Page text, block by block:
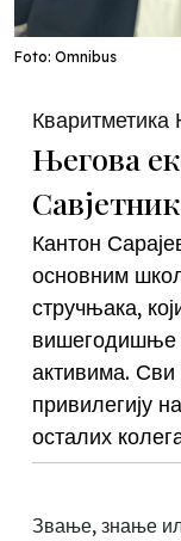
Foto: Omnibus
Кваритметика
Његова
Савјетник
Кантон
основним
стручњака,
вишегодишње
активима. Сви
привилегију
осталих
Звање, знање